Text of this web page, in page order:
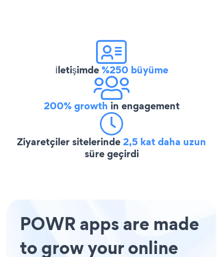
İletişimde%250 büyüme
200% growth in engagement
Ziyaretçiler sitelerinde2,5 kat daha uzun
süre geçirdi
POWR apps are made
to grow your online